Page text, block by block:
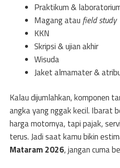
Praktikum &
Magang atau field study
KKN
Skripsi & ujian akhir
Wisuda
Jaket almamater &
Kalau dijumlahkan, komponen
angka yang nggak kecil. Ibarat
harga motornya, tapi pajak,
terus. Jadi saat kamu bikin
Mataram 2026, jangan cuma